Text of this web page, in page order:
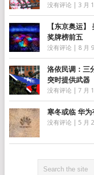
没有评论 | 3 月
【东京奥运
奖牌榜前五
没有评论 | 8 月
洛依民调：三
突时提供武器
没有评论 | 7 月
寒冬或临 华
没有评论 | 5 月